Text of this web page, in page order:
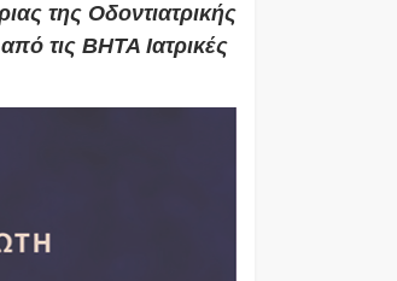
της Οδοντιατρικής
τις ΒΗΤΑ Ιατρικές